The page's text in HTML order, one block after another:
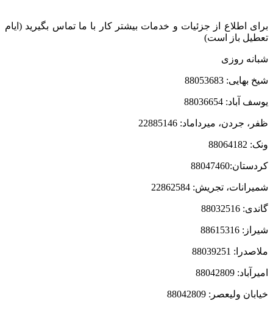
برای اطلاع از جزئیات و خدمات بیشتر کار با ما تماس بگیرید (ایام
تعطیل باز است)
شبانه روزی
شیخ بهایی: 88053683
یوسف آباد: 88036654
ظفر، جردن، میرداماد: 22885146
ونک: 88064182
کردستان:88047460
شمیرانات، تجریش: 22862584
گاندی: 88032516
شیراز: 88615316
ملاصدرا: 88039251
امیرآباد: 88042809
خیابان ولیعصر: 88042809